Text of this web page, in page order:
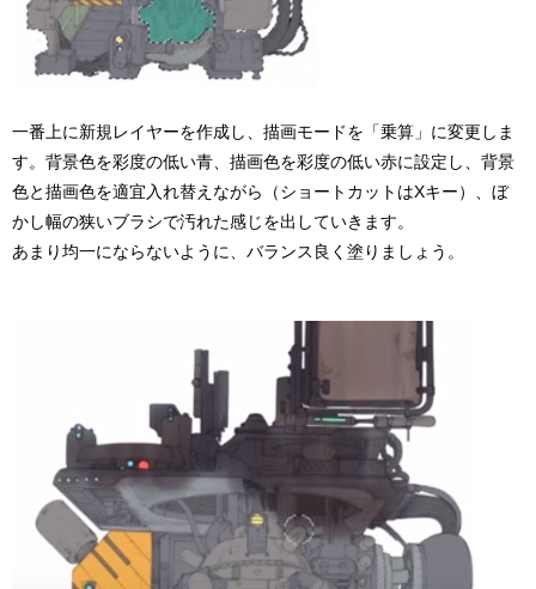
一番上に新規レイヤーを作成し、描画モードを「乗算」に変更しま
す。背景色を彩度の低い青、描画色を彩度の低い赤に設定し、背景
色と描画色を適宜入れ替えながら（ショートカットはXキー）、ぼ
かし幅の狭いブラシで汚れた感じを出していきます。
あまり均一にならないように、バランス良く塗りましょう。